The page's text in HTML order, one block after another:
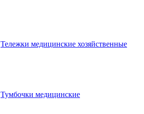
Тележки медицинские хозяйственные
Тумбочки медицинские